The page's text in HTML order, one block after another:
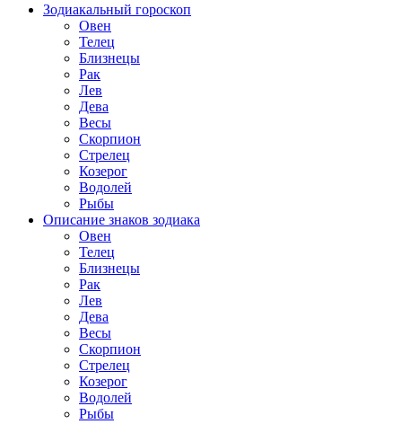
Зодиакальный гороскоп
Овен
Телец
Близнецы
Рак
Лев
Дева
Весы
Скорпион
Стрелец
Козерог
Водолей
Рыбы
Описание знаков зодиака
Овен
Телец
Близнецы
Рак
Лев
Дева
Весы
Скорпион
Стрелец
Козерог
Водолей
Рыбы